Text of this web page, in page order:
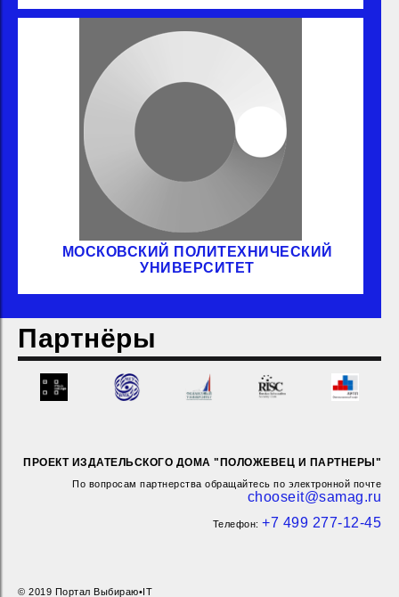
МОСКОВСКИЙ ПОЛИТЕХНИЧЕСКИЙ
УНИВЕРСИТЕТ
Партнёры
ПРОЕКТ ИЗДАТЕЛЬСКОГО ДОМА "ПОЛОЖЕВЕЦ И ПАРТНЕРЫ"
По вопросам партнерства обращайтесь по электронной почте
chooseit@samag.ru
Телефон: +7 499 277-12-45
© 2019 Портал Выбираю•IT